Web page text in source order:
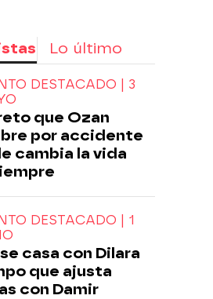
Lo último
DESTACADO | 3
que Ozan
por accidente
cambia la vida
DESTACADO | 1
casa con Dilara
que ajusta
con Damir